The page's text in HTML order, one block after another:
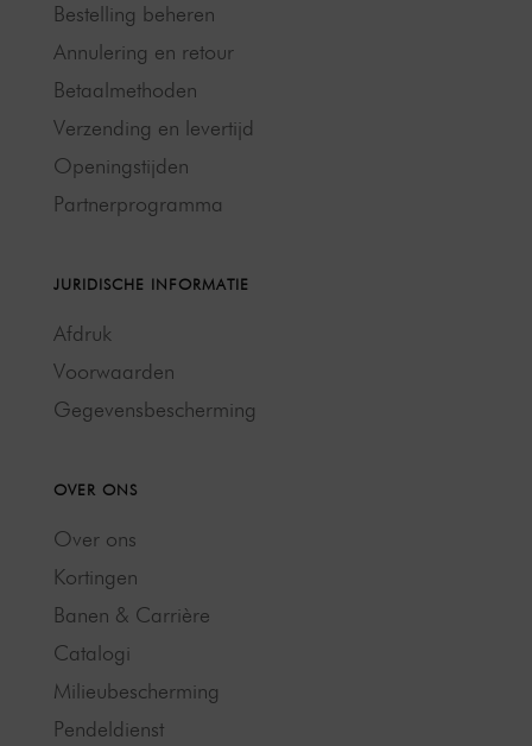
Bestelling beheren
Annulering en retour
Betaalmethoden
Verzending en levertijd
Openingstijden
Partnerprogramma
JURIDISCHE INFORMATIE
Afdruk
Voorwaarden
Gegevensbescherming
OVER ONS
Over ons
Kortingen
Banen & Carrière
Catalogi
Milieubescherming
Pendeldienst